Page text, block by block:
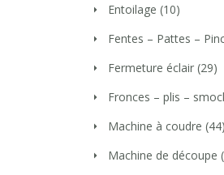
Entoilage (10)
Fentes – Pattes –
Fermeture éclair (29)
Fronces – plis –
Machine à coudre (44)
Machine de découpe